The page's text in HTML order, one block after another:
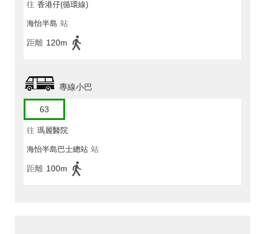
往 香港仔(循環線)
海怡半島 站
距離 120m
專線小巴
63
往 瑪麗醫院
海怡半島巴士總站 站
距離 100m